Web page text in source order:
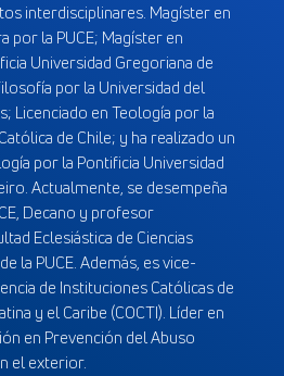
interdisciplinares. Magíster en
por la PUCE; Magíster en
Universidad Gregoriana de
por la Universidad del
Licenciado en Teología por la
de Chile; y ha realizado un
por la Pontificia Universidad
Actualmente, se desempeña
Decano y profesor
Eclesiástica de Ciencias
la PUCE. Además, es vice-
de Instituciones Católicas de
y el Caribe (COCTI). Líder en
en Prevención del Abuso
el exterior.